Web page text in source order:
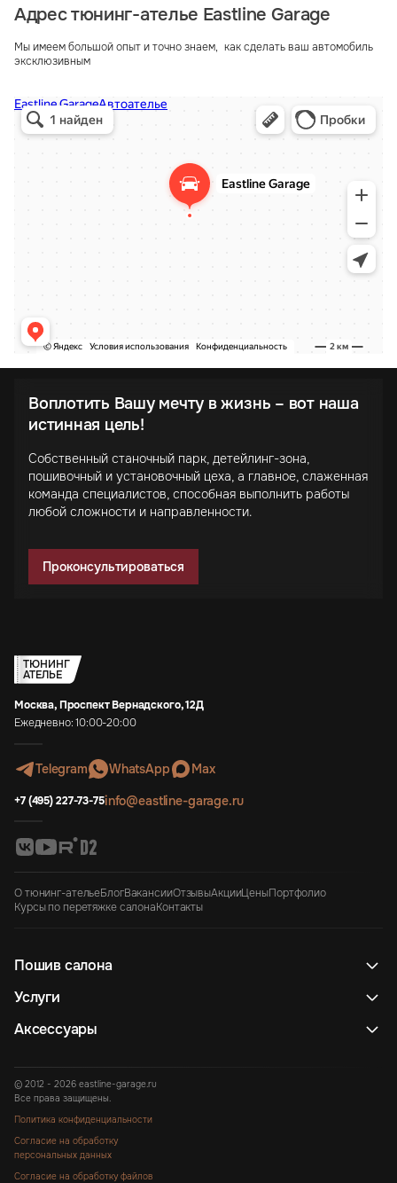
Адрес тюнинг-ателье Eastline Garage
Мы имеем большой опыт и точно знаем, как сделать ваш автомобиль
эксклюзивным
Воплотить Вашу мечту в жизнь – вот наша
истинная цель!
Собственный станочный парк, детейлинг-зона,
пошивочный и установочный цеха, а главное, слаженная
команда специалистов, способная выполнить работы
любой сложности и направленности.
Проконсультироваться
ТЮНИНГ
АТЕЛЬЕ
Москва, Проспект Вернадского, 12Д
Ежедневно: 10:00-20:00
Telegram WhatsApp Max
+7 (495) 227-73-75info@eastline-garage.ru
О тюнинг-ательеБлогВакансииОтзывыАкцииЦеныПортфолио
Курсы по перетяжке салонаКонтакты
Пошив салона
Услуги
Аксессуары
© 2012 - 2026 eastline-garage.ru
Все права защищены.
Политика конфиденциальности
Согласие на обработку
персональных данных
Согласие на обработку файлов